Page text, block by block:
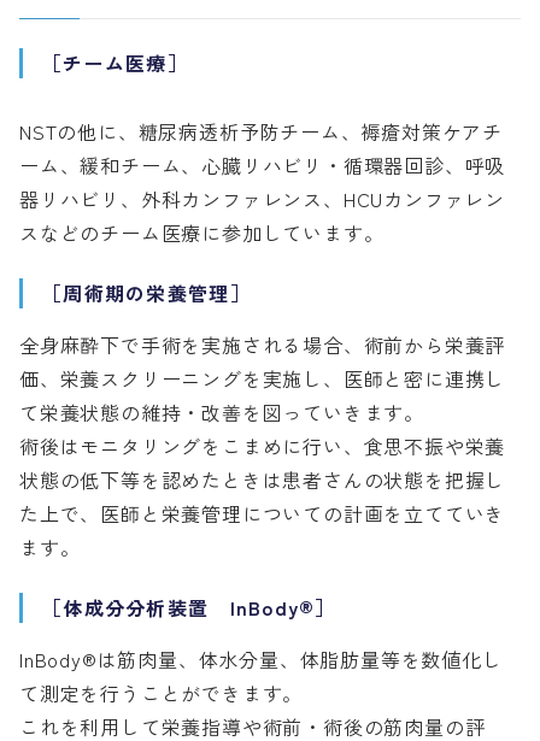
［チーム医療］
NSTの他に、糖尿病透析予防チーム、褥瘡対策ケアチ
ーム、緩和チーム、心臓リハビリ・循環器回診、呼吸
器リハビリ、外科カンファレンス、HCUカンファレン
スなどのチーム医療に参加しています。
［周術期の栄養管理］
全身麻酔下で手術を実施される場合、術前から栄養評
価、栄養スクリーニングを実施し、医師と密に連携し
て栄養状態の維持・改善を図っていきます。
術後はモニタリングをこまめに行い、食思不振や栄養
状態の低下等を認めたときは患者さんの状態を把握し
た上で、医師と栄養管理についての計画を立てていき
ます。
［体成分分析装置 InBody®］
InBody®は筋肉量、体水分量、体脂肪量等を数値化し
て測定を行うことができます。
これを利用して栄養指導や術前・術後の筋肉量の評